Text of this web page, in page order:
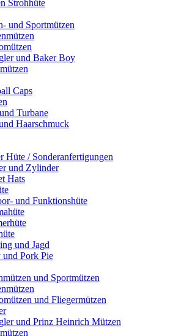
Strohhüte
und Sportmützen
und Baker Boy
Caps
Turbane
Haarschmuck
Hüte / Sonderanfertigungen
und Zylinder
Hats
und Funktionshüte
und Jagd
Pork Pie
und Sportmützen
und Fliegermützen
und Prinz Heinrich Mützen